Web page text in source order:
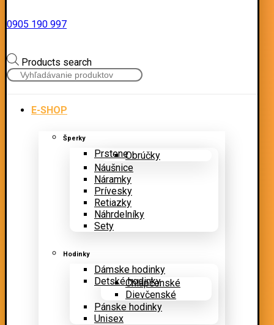
0905 190 997
Products search
E-SHOP
Šperky
PrsteneObrúčky
Náušnice
Náramky
Prívesky
Retiazky
Náhrdelníky
Sety
Hodinky
Dámske hodinky
Detské hodinky
Chlapčenské
Dievčenské
Pánske hodinky
Unisex